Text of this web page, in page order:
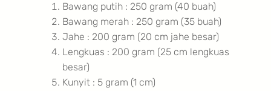
Bawang putih : 250 gram (40 buah)
Bawang merah : 250 gram (35 buah)
Jahe : 200 gram (20 cm jahe besar)
Lengkuas : 200 gram (25 cm lengkuas
besar)
Kunyit : 5 gram (1 cm)